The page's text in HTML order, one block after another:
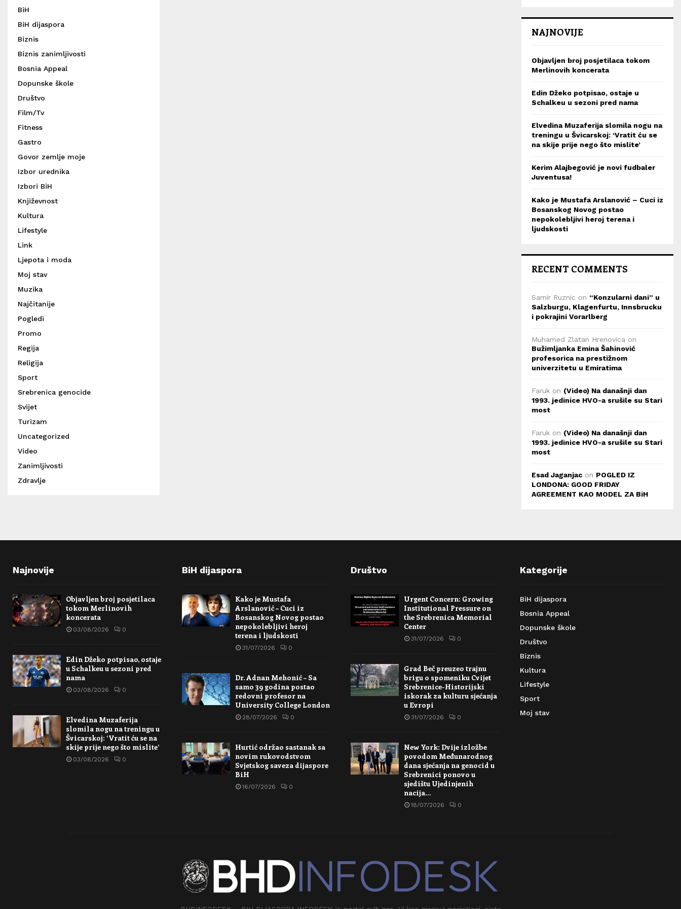
BiH
BiH dijaspora
Biznis
Biznis zanimljivosti
Bosnia Appeal
Dopunske škole
Društvo
Film/Tv
Fitness
Gastro
Govor zemlje moje
Izbor urednika
Izbori BiH
Književnost
Kultura
Lifestyle
Link
Ljepota i moda
Moj stav
Muzika
Najčitanije
Pogledi
Promo
Regija
Religija
Sport
Srebrenica genocide
Svijet
Turizam
Uncategorized
Video
Zanimljivosti
Zdravlje
NAJNOVIJE
Objavljen broj posjetilaca tokom
Merlinovih koncerata
Edin Džeko potpisao, ostaje u
Schalkeu u sezoni pred nama
Elvedina Muzaferija slomila nogu na
treningu u Švicarskoj: ‘Vratit ću se
na skije prije nego što mislite’
Kerim Alajbegović je novi fudbaler
Juventusa!
Kako je Mustafa Arslanović – Cuci iz
Bosanskog Novog postao
nepokolebljivi heroj terena i
ljudskosti
RECENT COMMENTS
Samir Ruznic on “Konzularni dani” u
Salzburgu, Klagenfurtu, Innsbrucku
i pokrajini Vorarlberg
Muhamed Zlatan Hrenovica on
Bužimljanka Emina Šahinović
profesorica na prestižnom
univerzitetu u Emiratima
Faruk on (Video) Na današnji dan
1993. jedinice HVO-a srušile su Stari
most
Faruk on (Video) Na današnji dan
1993. jedinice HVO-a srušile su Stari
most
Esad Jaganjac on POGLED IZ
LONDONA: GOOD FRIDAY
AGREEMENT KAO MODEL ZA BiH
Najnovije
Objavljen broj posjetilaca
tokom Merlinovih
koncerata
03/08/2026 0
Edin Džeko potpisao, ostaje
u Schalkeu u sezoni pred
nama
03/08/2026 0
Elvedina Muzaferija
slomila nogu na treningu u
Švicarskoj: ‘Vratit ću se na
skije prije nego što mislite’
03/08/2026 0
BiH dijaspora
Kako je Mustafa
Arslanović – Cuci iz
Bosanskog Novog postao
nepokolebljivi heroj
terena i ljudskosti
31/07/2026 0
Dr. Adnan Mehonić – Sa
samo 39 godina postao
redovni profesor na
University College London
28/07/2026 0
Hurtić održao sastanak sa
novim rukovodstvom
Svjetskog saveza dijaspore
BiH
16/07/2026 0
Društvo
Urgent Concern: Growing
Institutional Pressure on
the Srebrenica Memorial
Center
31/07/2026 0
Grad Beč preuzeo trajnu
brigu o spomeniku Cvijet
Srebrenice-Historijski
iskorak za kulturu sjećanja
u Evropi
31/07/2026 0
New York: Dvije izložbe
povodom Međunarodnog
dana sjećanja na genocid u
Srebrenici ponovo u
sjedištu Ujedinjenih
nacija…
18/07/2026 0
Kategorije
BiH dijaspora
Bosnia Appeal
Dopunske škole
Društvo
Biznis
Kultura
Lifestyle
Sport
Moj stav